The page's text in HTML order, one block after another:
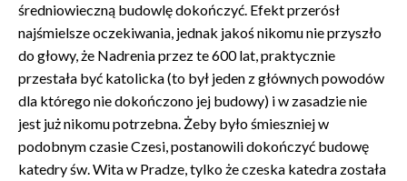
średniowieczną budowlę dokończyć. Efekt przerósł
najśmielsze oczekiwania, jednak jakoś nikomu nie przyszło
do głowy, że Nadrenia przez te 600 lat, praktycznie
przestała być katolicka (to był jeden z głównych powodów
dla którego nie dokończono jej budowy) i w zasadzie nie
jest już nikomu potrzebna. Żeby było śmieszniej w
podobnym czasie Czesi, postanowili dokończyć budowę
katedry św. Wita w Pradze, tylko że czeska katedra została